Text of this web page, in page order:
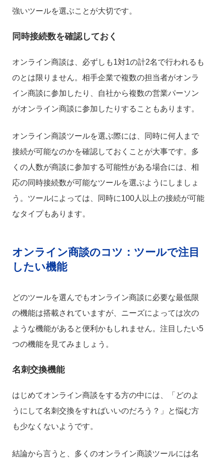
強いツールを選ぶことが大切です。
同時接続数を確認しておく
オンライン商談は、必ずしも1対1の計2名で行われるも
のとは限りません。相手企業で複数の担当者がオンラ
イン商談に参加したり、自社から複数の営業パーソン
がオンライン商談に参加したりすることもあります。
オンライン商談ツールを選ぶ際には、同時に何人まで
接続が可能なのかを確認しておくことが大事です。多
くの人数が商談に参加する可能性がある場合には、相
応の同時接続数が可能なツールを選ぶようにしましょ
う。ツールによっては、同時に100人以上の接続が可能
なタイプもあります。
オンライン商談のコツ：ツールで注目
したい機能
どのツールを選んでもオンライン商談に必要な最低限
の機能は搭載されていますが、ニーズによっては次の
ような機能があると便利かもしれません。注目したい5
つの機能を見てみましょう。
名刺交換機能
はじめてオンライン商談をする方の中には、「どのよ
うにして名刺交換をすればいいのだろう？」と悩む方
も少なくないようです。
結論から言うと、多くのオンライン商談ツールには名